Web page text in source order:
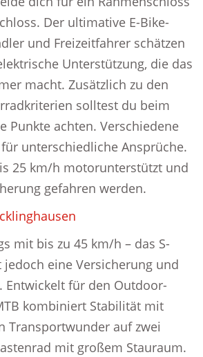
Der ultimative E-Bike-
und Freizeitfahrer schätzen
Unterstützung, die das
macht. Zusätzlich zu den
solltest du beim
Punkte achten. Verschiedene
für unterschiedliche Ansprüche.
25 km/h motorunterstützt und
gefahren werden.
mit bis zu 45 km/h – das S-
jedoch eine Versicherung und
Entwickelt für den Outdoor-
kombiniert Stabilität mit
Transportwunder auf zwei
mit großem Stauraum.